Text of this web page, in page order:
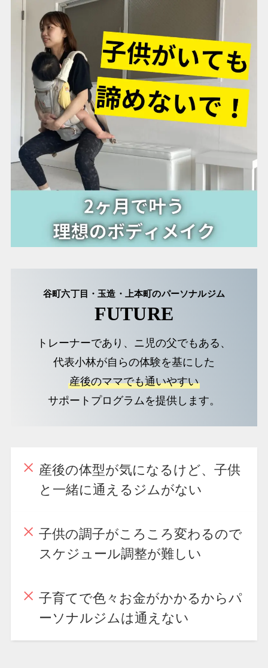
谷町六丁目・玉造 ・上本町のパーソナルジム
FUTURE
トレーナーであり、ニ児の父でもある、
代表小林が自らの体験を基にした
産後のママでも通いやすい
サポートプログラムを提供します。
産後の体型が気になるけど、子供
と一緒に通えるジムがない
子供の調子がころころ変わるので
スケジュール調整が難しい
子育てで色々お金がかかるからパ
ーソナルジムは通えない